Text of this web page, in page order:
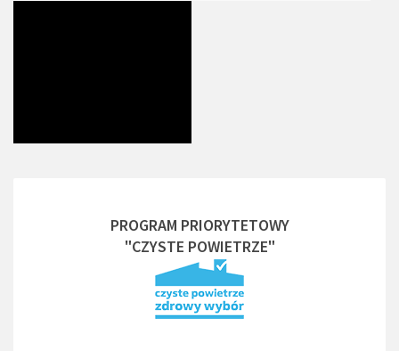
PROGRAM PRIORYTETOWY
"CZYSTE POWIETRZE"